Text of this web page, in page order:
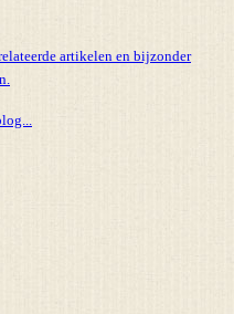
artikelen en bijzonder